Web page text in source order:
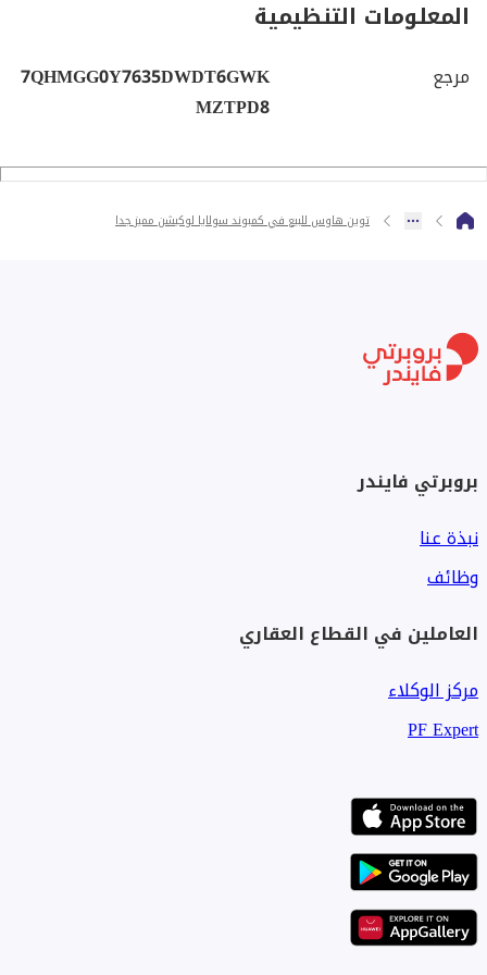
المعلومات التنظيمية
مرجع
7QHMGG0Y7635DWDT6GWK
MZTPD8
توين هاوس للبيع في كمبوند سولايا لوكيشن مميز جدا
بروبرتي فايندر
نبذة عنا
وظائف
العاملين في القطاع العقاري
مركز الوكلاء
PF Expert